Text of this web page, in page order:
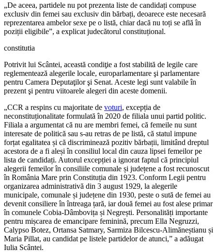
„De aceea, partidele nu pot prezenta liste de candidați compuse
exclusiv din femei sau exclusiv din bărbați, deoarece este necesară
reprezentarea ambelor sexe pe o listă, chiar dacă nu toți se află în
poziții eligibile”, a explicat judecătorul constituțional.
constitutia
Potrivit lui Scântei, această condiţie a fost stabilită de legile care
reglementează alegerile locale, europarlamentare şi parlamentare
pentru Camera Deputaţilor şi Senat. Aceste legi sunt valabile în
prezent şi pentru viitoarele alegeri din aceste domenii.
„CCR a respins cu majoritate de voturi, excepția de
neconstituționalitate formulată în 2020 de filiala unui partid politic.
Filiala a argumentat că nu are membri femei, că femeile nu sunt
interesate de politică sau s-au retras de pe listă, că statul impune
forțat egalitatea și că discriminează pozitiv bărbații, limitând dreptul
acestora de a fi aleși în consiliul local din cauza lipsei femeilor pe
lista de candidați. Autorul excepției a ignorat faptul că principiul
alegerii femeilor în consiliile comunale și județene a fost recunoscut
în România Mare prin Constituția din 1923. Conform Legii pentru
organizarea administrativă din 3 august 1929, la alegerile
municipale, comunale și județene din 1930, peste o sută de femei au
devenit consiliere în întreaga țară, iar două femei au fost alese primar
în comunele Cobia-Dâmbovița și Negrești. Personalități importante
pentru mișcarea de emancipare feminină, precum Ella Negruzzi,
Calypso Botez, Ortansa Satmary, Sarmiza Bilcescu-Alimăneștianu și
Maria Pillat, au candidat pe listele partidelor de atunci,” a adăugat
Iulia Scântei.